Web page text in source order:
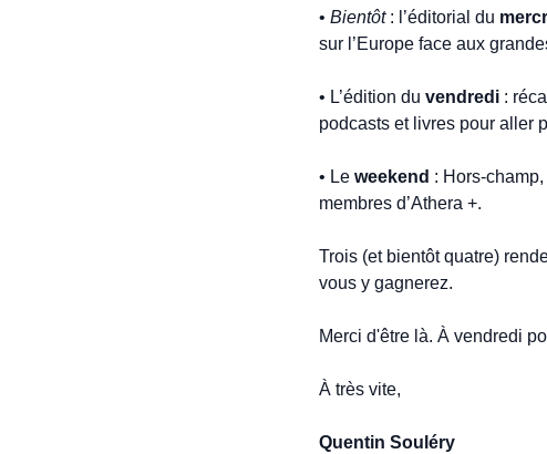
• Bientôt : l’éditorial du
sur l’Europe face aux
• L’édition du vendredi :
podcasts et livres pour aller
• Le weekend : Hors-
membres d’Athera +.
Trois (et bientôt quatre)
vous y gagnerez.
Merci d'être là. À vendredi
À très vite,
Quentin Souléry